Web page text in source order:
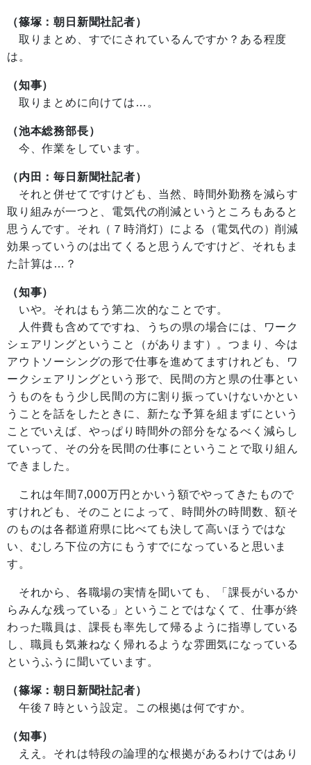
（篠塚：朝日新聞社記者）
取りまとめ、すでにされているんですか？ある程度
は。
（知事）
取りまとめに向けては…。
（池本総務部長）
今、作業をしています。
（内田：毎日新聞社記者）
それと併せてですけども、当然、時間外勤務を減らす
取り組みが一つと、電気代の削減というところもあると
思うんです。それ（７時消灯）による（電気代の）削減
効果っていうのは出てくると思うんですけど、それもま
た計算は…？
（知事）
いや。それはもう第二次的なことです。
人件費も含めてですね、うちの県の場合には、ワーク
シェアリングということ（があります）。つまり、今は
アウトソーシングの形で仕事を進めてますけれども、ワ
ークシェアリングという形で、民間の方と県の仕事とい
うものをもう少し民間の方に割り振っていけないかとい
うことを話をしたときに、新たな予算を組まずにという
ことでいえば、やっぱり時間外の部分をなるべく減らし
ていって、その分を民間の仕事にということで取り組ん
できました。
これは年間7,000万円とかいう額でやってきたもので
すけれども、そのことによって、時間外の時間数、額そ
のものは各都道府県に比べても決して高いほうではな
い、むしろ下位の方にもうすでになっていると思いま
す。
それから、各職場の実情を聞いても、「課長がいるか
らみんな残っている」ということではなくて、仕事が終
わった職員は、課長も率先して帰るように指導している
し、職員も気兼ねなく帰れるような雰囲気になっている
というふうに聞いています。
（篠塚：朝日新聞社記者）
午後７時という設定。この根拠は何ですか。
（知事）
ええ。それは特段の論理的な根拠があるわけではあり